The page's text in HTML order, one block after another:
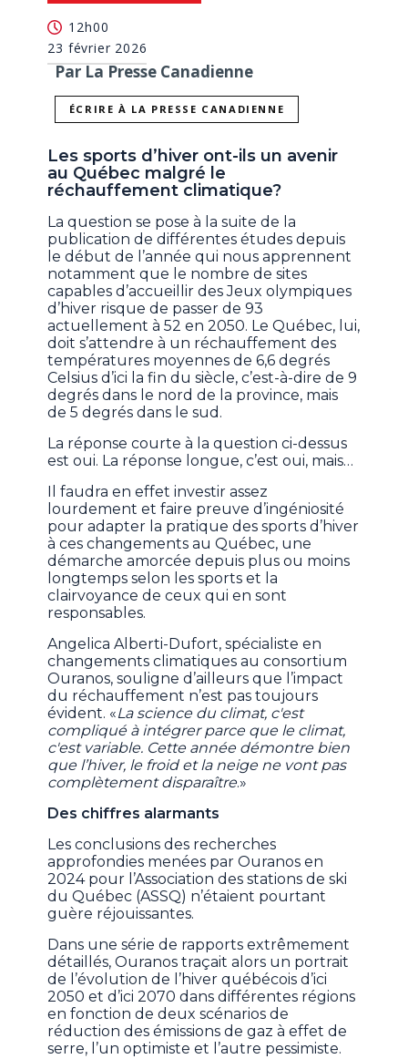
12h00
23 février 2026
Par La Presse Canadienne
ÉCRIRE À LA PRESSE CANADIENNE
Les sports d’hiver ont-ils un avenir
au Québec malgré le
réchauffement climatique?
La question se pose à la suite de la
publication de différentes études depuis
le début de l’année qui nous apprennent
notamment que le nombre de sites
capables d’accueillir des Jeux olympiques
d’hiver risque de passer de 93
actuellement à 52 en 2050. Le Québec, lui,
doit s’attendre à un réchauffement des
températures moyennes de 6,6 degrés
Celsius d’ici la fin du siècle, c’est-à-dire de 9
degrés dans le nord de la province, mais
de 5 degrés dans le sud.
La réponse courte à la question ci-dessus
est oui. La réponse longue, c’est oui, mais…
Il faudra en effet investir assez
lourdement et faire preuve d’ingéniosité
pour adapter la pratique des sports d’hiver
à ces changements au Québec, une
démarche amorcée depuis plus ou moins
longtemps selon les sports et la
clairvoyance de ceux qui en sont
responsables.
Angelica Alberti-Dufort, spécialiste en
changements climatiques au consortium
Ouranos, souligne d’ailleurs que l’impact
du réchauffement n’est pas toujours
évident. «La science du climat, c'est
compliqué à intégrer parce que le climat,
c'est variable. Cette année démontre bien
que l’hiver, le froid et la neige ne vont pas
complètement disparaître.»
Des chiffres alarmants
Les conclusions des recherches
approfondies menées par Ouranos en
2024 pour l’Association des stations de ski
du Québec (ASSQ) n’étaient pourtant
guère réjouissantes.
Dans une série de rapports extrêmement
détaillés, Ouranos traçait alors un portrait
de l’évolution de l’hiver québécois d’ici
2050 et d’ici 2070 dans différentes régions
en fonction de deux scénarios de
réduction des émissions de gaz à effet de
serre, l’un optimiste et l’autre pessimiste.